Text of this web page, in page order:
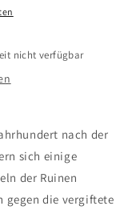
nicht verfügbar
nach der
sich einige
der Ruinen
gegen die vergiftete